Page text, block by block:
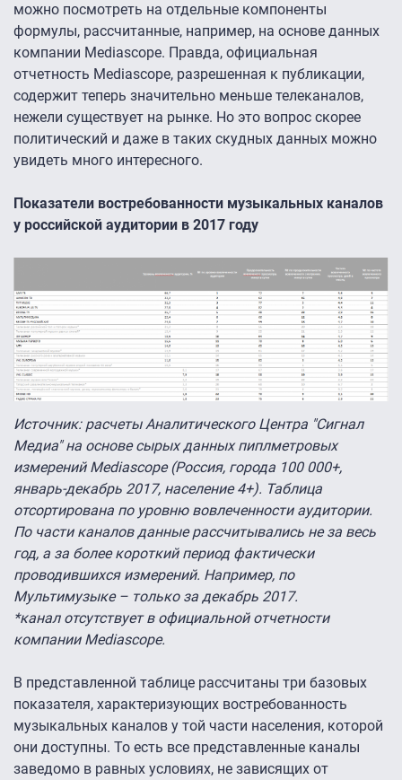
можно посмотреть на отдельные компоненты
формулы, рассчитанные, например, на основе данных
компании Mediascope. Правда, официальная
отчетность Mediascope, разрешенная к публикации,
содержит теперь значительно меньше телеканалов,
нежели существует на рынке. Но это вопрос скорее
политический и даже в таких скудных данных можно
увидеть много интересного.
Показатели востребованности музыкальных каналов
у российской аудитории в 2017 году
Источник: расчеты Аналитического Центра "Сигнал
Медиа" на основе сырых данных пиплметровых
измерений Mediascope (Россия, города 100 000+,
январь-декабрь 2017, население 4+). Таблица
отсортирована по уровню вовлеченности аудитории.
По части каналов данные рассчитывались не за весь
год, а за более короткий период фактически
проводившихся измерений. Например, по
Мультимузыке – только за декабрь 2017.
*канал отсутствует в официальной отчетности
компании Mediascope.
В представленной таблице рассчитаны три базовых
показателя, характеризующих востребованность
музыкальных каналов у той части населения, которой
они доступны. То есть все представленные каналы
заведомо в равных условиях, не зависящих от